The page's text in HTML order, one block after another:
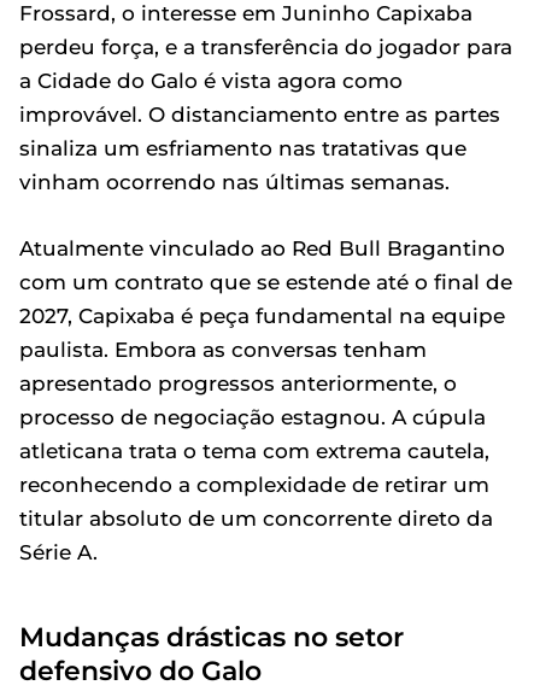
Frossard, o interesse em Juninho Capixaba
perdeu força, e a transferência do jogador para
a Cidade do Galo é vista agora como
improvável. O distanciamento entre as partes
sinaliza um esfriamento nas tratativas que
vinham ocorrendo nas últimas semanas.
Atualmente vinculado ao Red Bull Bragantino
com um contrato que se estende até o final de
2027, Capixaba é peça fundamental na equipe
paulista. Embora as conversas tenham
apresentado progressos anteriormente, o
processo de negociação estagnou. A cúpula
atleticana trata o tema com extrema cautela,
reconhecendo a complexidade de retirar um
titular absoluto de um concorrente direto da
Série A.
Mudanças drásticas no setor
defensivo do Galo